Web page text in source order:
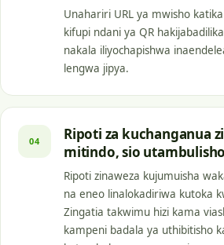
Unahariri URL ya mwisho
kifupi ndani ya QR
nakala iliyochapishwa
lengwa jipya.
04
Ripoti za kuchanganua
mitindo, sio
Ripoti zinaweza kujumuisha
na eneo linalokadiriwa kutoka
Zingatia takwimu hizi kama
kampeni badala ya uthibitisho